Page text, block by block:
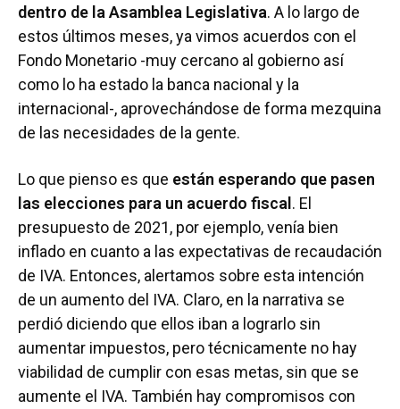
dentro de la Asamblea Legislativa. A lo largo de
estos últimos meses, ya vimos acuerdos con el
Fondo Monetario -muy cercano al gobierno así
como lo ha estado la banca nacional y la
internacional-, aprovechándose de forma mezquina
de las necesidades de la gente.
Lo que pienso es que están esperando que pasen
las elecciones para un acuerdo fiscal. El
presupuesto de 2021, por ejemplo, venía bien
inflado en cuanto a las expectativas de recaudación
de IVA. Entonces, alertamos sobre esta intención
de un aumento del IVA. Claro, en la narrativa se
perdió diciendo que ellos iban a lograrlo sin
aumentar impuestos, pero técnicamente no hay
viabilidad de cumplir con esas metas, sin que se
aumente el IVA. También hay compromisos con